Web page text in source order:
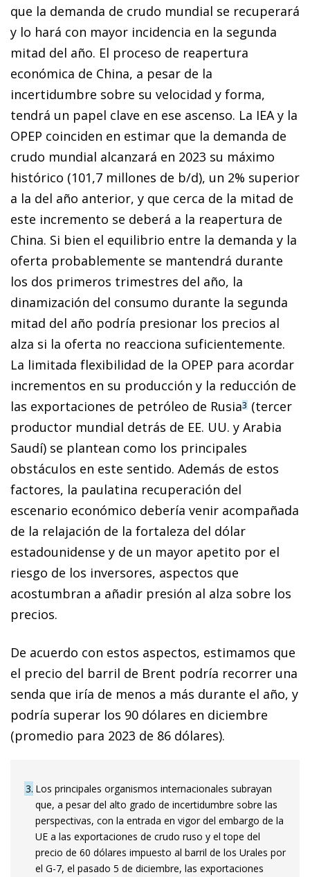
que la demanda de crudo mundial se recuperará
y lo hará con mayor incidencia en la segunda
mitad del año. El proceso de reapertura
económica de China, a pesar de la
incertidumbre sobre su velocidad y forma,
tendrá un papel clave en ese ascenso. La IEA y la
OPEP coinciden en estimar que la demanda de
crudo mundial alcanzará en 2023 su máximo
histórico (101,7 millones de b/d), un 2% superior
a la del año anterior, y que cerca de la mitad de
este incremento se deberá a la reapertura de
China. Si bien el equilibrio entre la demanda y la
oferta probablemente se mantendrá durante
los dos primeros trimestres del año, la
dinamización del consumo durante la segunda
mitad del año podría presionar los precios al
alza si la oferta no reacciona suficientemente.
La limitada flexibilidad de la OPEP para acordar
incrementos en su producción y la reducción de
las exportaciones de petróleo de Rusia3 (tercer
productor mundial detrás de EE. UU. y Arabia
Saudí) se plantean como los principales
obstáculos en este sentido. Además de estos
factores, la paulatina recuperación del
escenario económico debería venir acompañada
de la relajación de la fortaleza del dólar
estadounidense y de un mayor apetito por el
riesgo de los inversores, aspectos que
acostumbran a añadir presión al alza sobre los
precios.
De acuerdo con estos aspectos, estimamos que
el precio del barril de Brent podría recorrer una
senda que iría de menos a más durante el año, y
podría superar los 90 dólares en diciembre
(promedio para 2023 de 86 dólares).
3 Los principales organismos internacionales subrayan
que, a pesar del alto grado de incertidumbre sobre las
perspectivas, con la entrada en vigor del embargo de la
UE a las exportaciones de crudo ruso y el tope del
precio de 60 dólares impuesto al barril de los Urales por
el G-7, el pasado 5 de diciembre, las exportaciones